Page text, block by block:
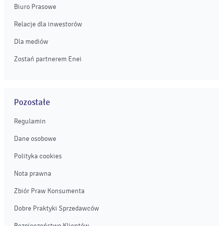
Biuro Prasowe
Relacje dla inwestorów
Dla mediów
Zostań partnerem Enei
Pozostałe
Regulamin
Dane osobowe
Polityka cookies
Nota prawna
Zbiór Praw Konsumenta
Dobre Praktyki Sprzedawców